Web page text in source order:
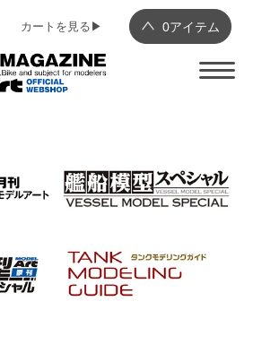
0アイテム
カートを見る▶︎